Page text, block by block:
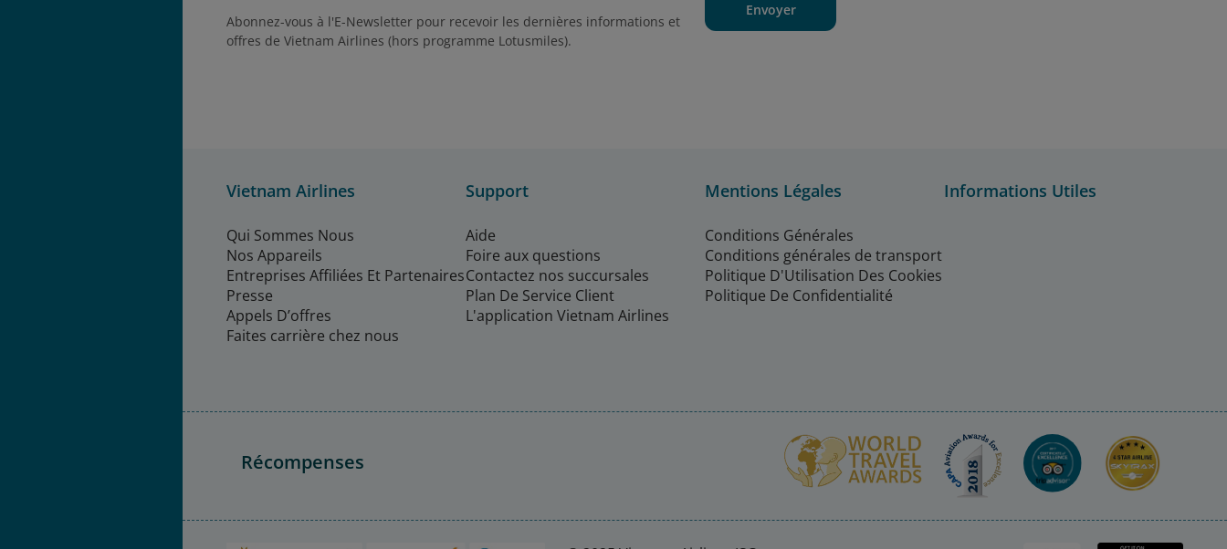
Abonnez-vous à l'E-Newsletter pour recevoir les dernières informations et
offres de Vietnam Airlines (hors programme Lotusmiles).
Envoyer
Vietnam Airlines
Qui Sommes Nous
Nos Appareils
Entreprises Affiliées Et Partenaires
Presse
Appels D’offres
Faites carrière chez nous
Support
Aide
Foire aux questions
Contactez nos succursales
Plan De Service Client
L'application Vietnam Airlines
Mentions Légales
Conditions Générales
Conditions générales de transport
Politique D'Utilisation Des Cookies
Politique De Confidentialité
Informations Utiles
Récompenses